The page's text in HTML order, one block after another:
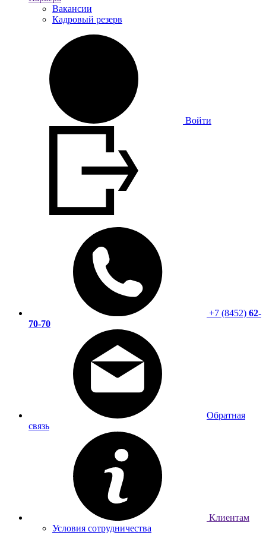
Вакансии
Кадровый резерв
Войти
+7 (8452) 62-
70-70
Обратная
связь
Клиентам
Условия сотрудничества